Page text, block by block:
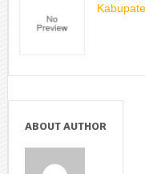
ABOUT AUTHOR